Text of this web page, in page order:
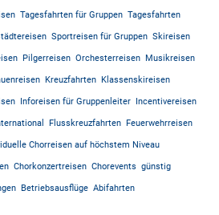
Tagesfahrten für Gruppen Tagesfahrten
Sportreisen für Gruppen Skireisen
Pilgerreisen Orchesterreisen Musikreisen
Kreuzfahrten Klassenskireisen
Inforeisen für Gruppenleiter Incentivereisen
Flusskreuzfahrten Feuerwehrreisen
Chorreisen auf höchstem Niveau
Chorkonzertreisen Chorevents günstig
Betriebsausflüge Abifahrten